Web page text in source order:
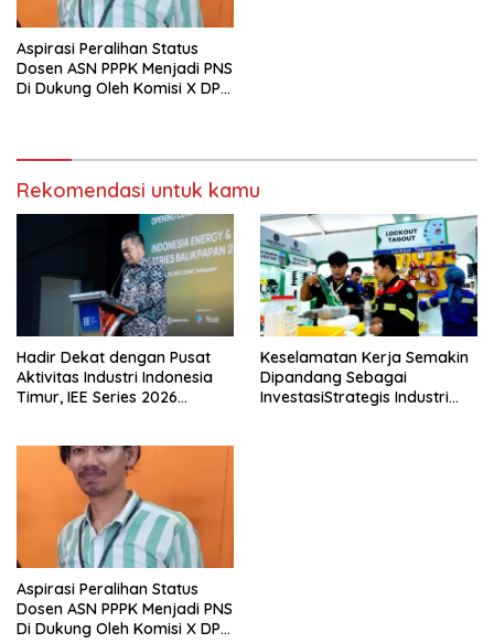
Aspirasi Peralihan Status
Dosen ASN PPPK Menjadi PNS
Di Dukung Oleh Komisi X DPR
Rekomendasi untuk kamu
Hadir Dekat dengan Pusat
Aktivitas Industri Indonesia
Timur, IEE Series 2026
Keselamatan Kerja Semakin
Dipandang Sebagai
InvestasiStrategis Industri
Aspirasi Peralihan Status
Dosen ASN PPPK Menjadi PNS
Di Dukung Oleh Komisi X DPR